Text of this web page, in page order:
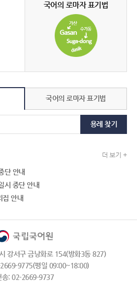
국어의 로마자 표기법
국어의 로마자 표기법
용례 찾기
더 보기 +
단 안내
시 중단 안내
집 안내
강서구 금낭화로 154(방화3동 827)
9775(평일 09:00~18:00)
송: 02-2669-9737